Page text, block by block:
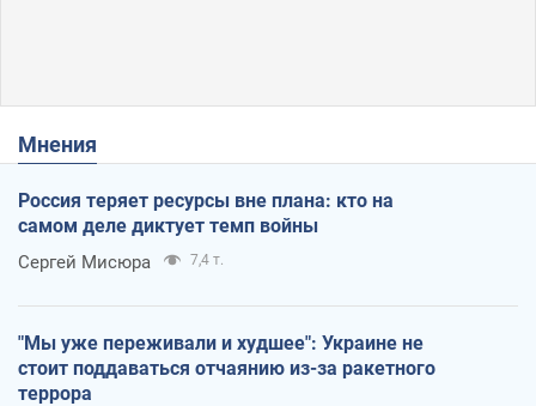
Мнения
Россия теряет ресурсы вне плана: кто на
самом деле диктует темп войны
Сергей Мисюра 7,4 т.
"Мы уже переживали и худшее": Украине не
стоит поддаваться отчаянию из-за ракетного
террора